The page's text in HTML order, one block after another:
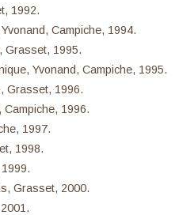
1992.
Campiche, 1994.
Grasset, 1995.
Yvonand, Campiche, 1995.
Grasset, 1996.
Campiche, 1996.
1997.
1998.
Grasset, 2000.